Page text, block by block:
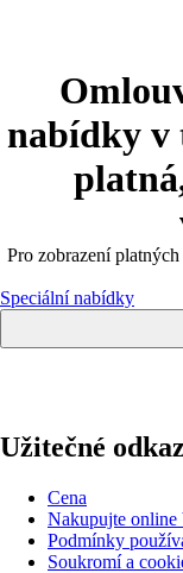
nabídky v
Pro zobrazení
Speciální nabídky
Užitečné
Cena
Nakupujte online
Podmínky
Soukromí a